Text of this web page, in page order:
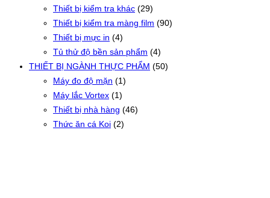
Thiết bị kiểm tra khác (29)
Thiết bị kiểm tra màng film (90)
Thiết bị mực in (4)
Tủ thử độ bền sản phẩm (4)
THIẾT BỊ NGÀNH THỰC PHẨM (50)
Máy đo độ mặn (1)
Máy lắc Vortex (1)
Thiết bị nhà hàng (46)
Thức ăn cá Koi (2)